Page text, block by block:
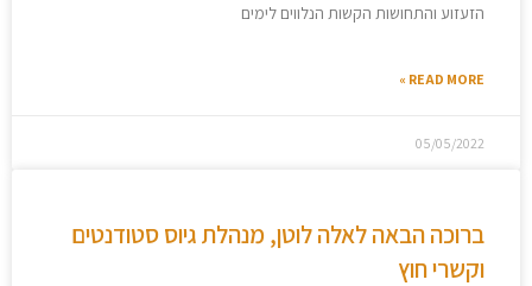
הזעזוע והתחושות הקשות הנלווים לימים
READ MORE »
05/05/2022
ברוכה הבאה לאלה לוטן, מנהלת גיוס סטודנטים
וקשרי חוץ